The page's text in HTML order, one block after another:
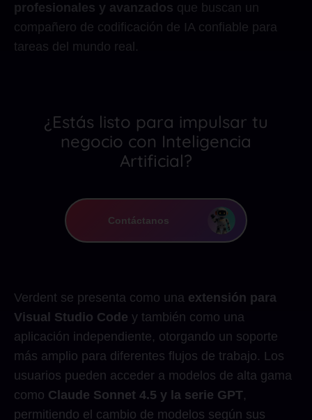
profesionales y avanzados que buscan un
compañero de codificación de IA confiable para
tareas del mundo real.
¿Estás listo para impulsar tu
negocio con Inteligencia
Artificial?
Contáctanos
Verdent se presenta como una extensión para
Visual Studio Code y también como una
aplicación independiente, otorgando un soporte
más amplio para diferentes flujos de trabajo. Los
usuarios pueden acceder a modelos de alta gama
como Claude Sonnet 4.5 y la serie GPT,
permitiendo el cambio de modelos según sus